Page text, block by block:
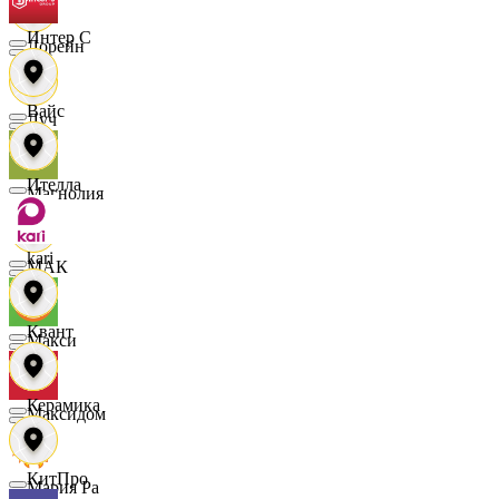
Лорейн
Луч
Магнолия
МАК
Макси
Максидом
Мария Ра
Интер С
Вайс
Ителла
kari
Квант
Керамика
КитПро